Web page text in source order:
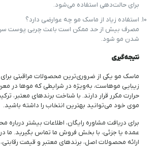
برای حالت‌دهی استفاده می‌شود.
استفاده زیاد از ماسک مو چه عوارضی دارد؟
مصرف بیش از حد ممکن است باعث چربی پوست سر
شدن مو شود.
نتیجه‌گیری
ماسک مو یکی از ضروری‌ترین محصولات مراقبتی
زیبایی موهاست، به‌ویژه در شرایطی که موها در
حرارت مکرر قرار دارند. با شناخت برندهای معتبر،
موی خود می‌توانید بهترین انتخاب را داشته باشید.
برای دریافت مشاوره رایگان، اطلاعات بیشتر
عمده یا جزئی، با بخش فروش ما تماس بگیرید. ما
ارائه محصولات اصل، برندهای معتبر و قیمت